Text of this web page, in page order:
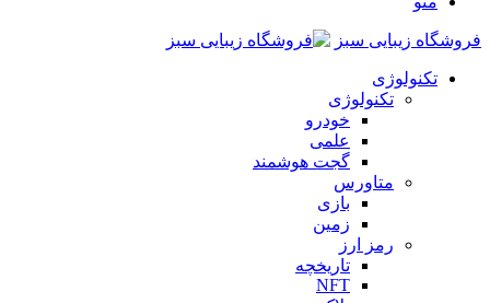
فروشگاه زیبایی سبز
تکنولوژی
تکنولوژی
خودرو
علمی
گجت هوشمند
متاورس
بازی
زمین
رمز ارز
تاریخچه
NFT